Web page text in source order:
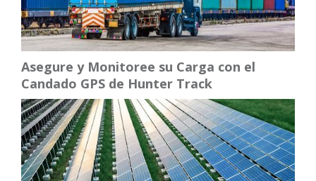
Asegure y Monitoree su Carga con el
Candado GPS de Hunter Track